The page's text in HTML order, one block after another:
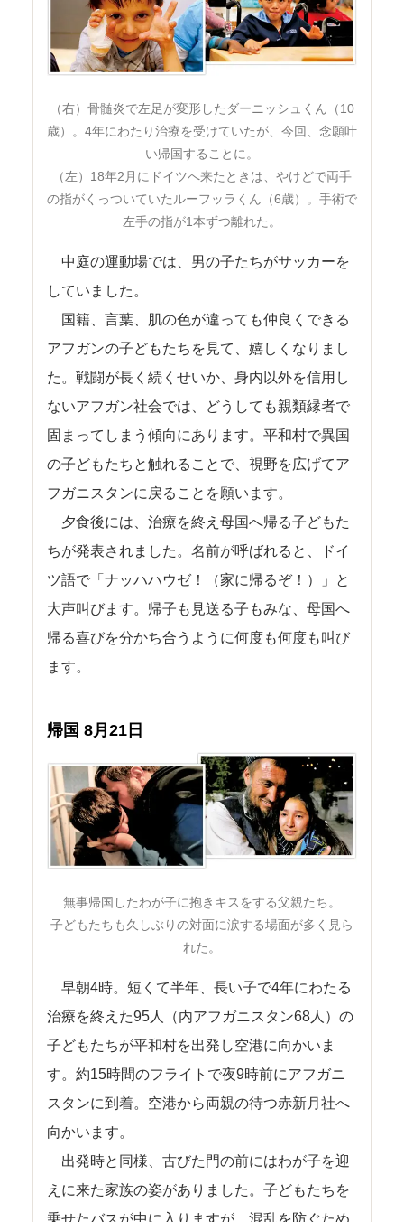
（右）骨髄炎で左足が変形したダーニッシュくん（10
歳）。4年にわたり治療を受けていたが、今回、念願叶
い帰国することに。
（左）18年2月にドイツへ来たときは、やけどで両手
の指がくっついていたルーフッラくん（6歳）。手術で
左手の指が1本ずつ離れた。
中庭の運動場では、男の子たちがサッカーを
していました。
国籍、言葉、肌の色が違っても仲良くできる
アフガンの子どもたちを見て、嬉しくなりまし
た。戦闘が長く続くせいか、身内以外を信用し
ないアフガン社会では、どうしても親類縁者で
固まってしまう傾向にあります。平和村で異国
の子どもたちと触れることで、視野を広げてア
フガニスタンに戻ることを願います。
夕食後には、治療を終え母国へ帰る子どもた
ちが発表されました。名前が呼ばれると、ドイ
ツ語で「ナッハハウゼ！（家に帰るぞ！）」と
大声叫びます。帰子も見送る子もみな、母国へ
帰る喜びを分かち合うように何度も何度も叫び
ます。
帰国 8月21日
無事帰国したわが子に抱きキスをする父親たち。
子どもたちも久しぶりの対面に涙する場面が多く見ら
れた。
早朝4時。短くて半年、長い子で4年にわたる
治療を終えた95人（内アフガニスタン68人）の
子どもたちが平和村を出発し空港に向かいま
す。約15時間のフライトで夜9時前にアフガニ
スタンに到着。空港から両親の待つ赤新月社へ
向かいます。
出発時と同様、古びた門の前にはわが子を迎
えに来た家族の姿がありました。子どもたちを